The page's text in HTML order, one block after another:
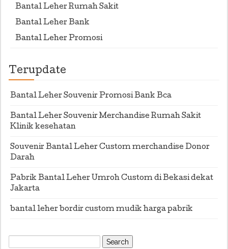
Bantal Leher Rumah Sakit
Bantal Leher Bank
Bantal Leher Promosi
Terupdate
Bantal Leher Souvenir Promosi Bank Bca
Bantal Leher Souvenir Merchandise Rumah Sakit
Klinik kesehatan
Souvenir Bantal Leher Custom merchandise Donor
Darah
Pabrik Bantal Leher Umroh Custom di Bekasi dekat
Jakarta
bantal leher bordir custom mudik harga pabrik
Search